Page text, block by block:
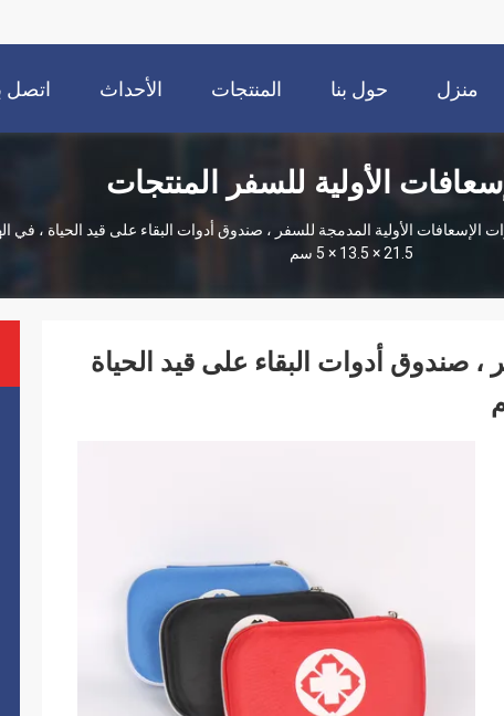
منزل حول بنا المنتجات الأحداث اتصل
الأولية للسفر المنتجات
الإسعافات الأولية المدمجة للسفر ، صندوق أدوات البقاء على قيد الحياة ، في
21.5 × 13.5 × 5 سم
صندوق أدوات البقاء على قيد الحياة